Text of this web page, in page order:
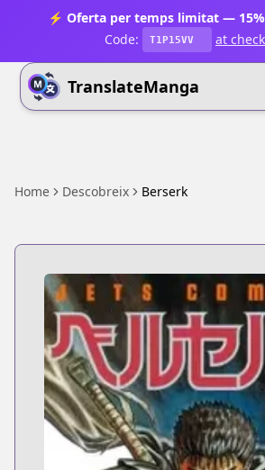
⚡ Oferta per temps limitat —
Code:
T1P15VV at
TranslateManga
Home Descobreix Berserk